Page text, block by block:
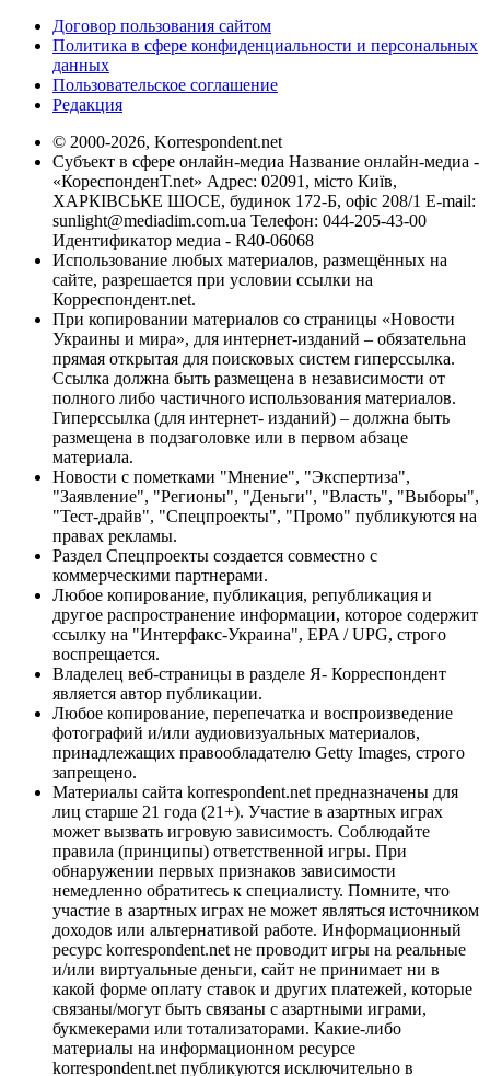
Договор пользования сайтом
Политика в сфере конфиденциальности и персональных
данных
Пользовательское соглашение
Редакция
© 2000-2026, Korrespondent.net
Субъект в сфере онлайн-медиа Название онлайн-медиа -
«КореспонденТ.net» Адрес: 02091, місто Київ,
ХАРКІВСЬКЕ ШОСЕ, будинок 172-Б, офіс 208/1 E-mail:
sunlight@mediadim.com.ua Телефон: 044-205-43-00
Идентификатор медиа - R40-06068
Использование любых материалов, размещённых на
сайте, разрешается при условии ссылки на
Корреспондент.net.
При копировании материалов со страницы «Новости
Украины и мира», для интернет-изданий – обязательна
прямая открытая для поисковых систем гиперссылка.
Ссылка должна быть размещена в независимости от
полного либо частичного использования материалов.
Гиперссылка (для интернет- изданий) – должна быть
размещена в подзаголовке или в первом абзаце
материала.
Новости с пометками "Мнение", "Экспертиза",
"Заявление", "Регионы", "Деньги", "Власть", "Выборы",
"Тест-драйв", "Спецпроекты", "Промо" публикуются на
правах рекламы.
Раздел Спецпроекты создается совместно с
коммерческими партнерами.
Любое копирование, публикация, републикация и
другое распространение информации, которое содержит
ссылку на "Интерфакс-Украина", EPA / UPG, строго
воспрещается.
Владелец веб-страницы в разделе Я- Корреспондент
является автор публикации.
Любое копирование, перепечатка и воспроизведение
фотографий и/или аудиовизуальных материалов,
принадлежащих правообладателю Getty Images, строго
запрещено.
Материалы сайта korrespondent.net предназначены для
лиц старше 21 года (21+). Участие в азартных играх
может вызвать игровую зависимость. Соблюдайте
правила (принципы) ответственной игры. При
обнаружении первых признаков зависимости
немедленно обратитесь к специалисту. Помните, что
участие в азартных играх не может являться источником
доходов или альтернативой работе. Информационный
ресурс korrespondent.net не проводит игры на реальные
и/или виртуальные деньги, сайт не принимает ни в
какой форме оплату ставок и других платежей, которые
связаны/могут быть связаны с азартными играми,
букмекерами или тотализаторами. Какие-либо
материалы на информационном ресурсе
korrespondent.net публикуются исключительно в